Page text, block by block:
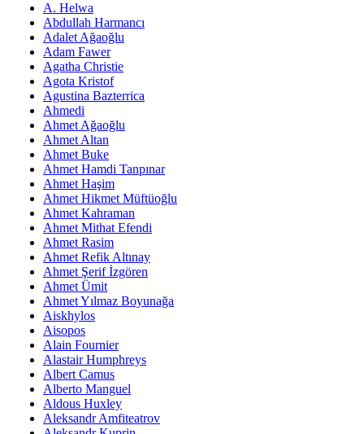
A. Helwa
Abdullah Harmancı
Adalet Ağaoğlu
Adam Fawer
Agatha Christie
Agota Kristof
Agustina Bazterrica
Ahmedi
Ahmet Ağaoğlu
Ahmet Altan
Ahmet Buke
Ahmet Hamdi Tanpınar
Ahmet Haşim
Ahmet Hikmet Müftüoğlu
Ahmet Kahraman
Ahmet Mithat Efendi
Ahmet Rasim
Ahmet Refik Altınay
Ahmet Şerif İzgören
Ahmet Ümit
Ahmet Yılmaz Boyunağa
Aiskhylos
Aisopos
Alain Fournier
Alastair Humphreys
Albert Camus
Alberto Manguel
Aldous Huxley
Aleksandr Amfiteatrov